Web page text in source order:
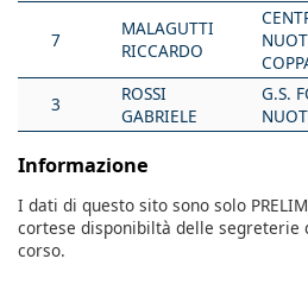
7
MALAGUTTI
RICCARDO
3
ROSSI
GABRIELE
G.S.
Informazione
I dati di questo sito sono solo
cortese disponibiltà delle segreterie
corso.